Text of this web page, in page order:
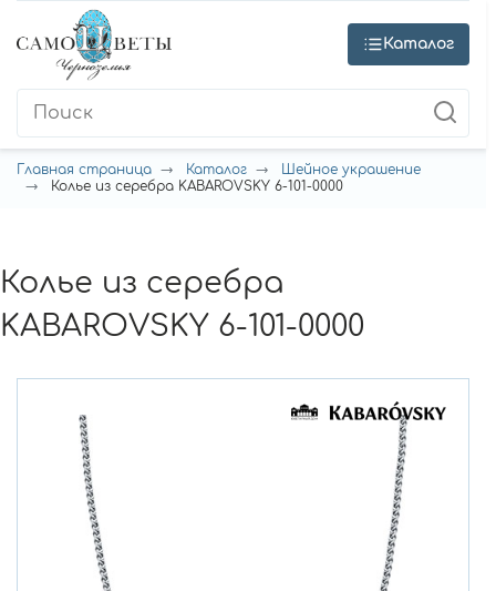
Каталог
Главная страница Каталог
Шейное украшение
Колье из серебра KABAROVSKY 6-101-0000
Колье из серебра
KABAROVSKY 6-101-0000